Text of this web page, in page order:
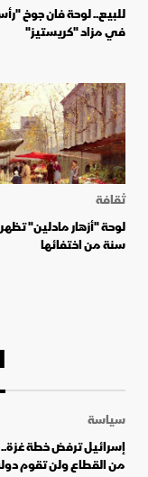
للبيع.. لوحة فان جوخ
في مزاد "كريستيز"
ثقافة
سنة من اختفائها
سياسة
إسرائيل ترفض خطة
من القطاع ولن تقوم